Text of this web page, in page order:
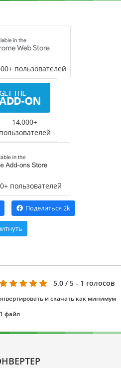
пользователей
14,000+
пользователей
пользователей
Поделиться 2k
5.0 / 5 - 1 голосов
и скачать как минимум
1 файл